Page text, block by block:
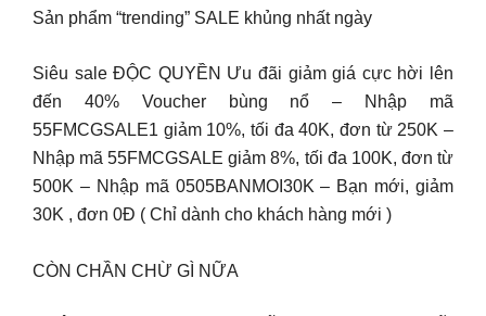
Sản phẩm “trending” SALE khủng nhất ngày
Siêu sale ĐỘC QUYỀN Ưu đãi giảm giá cực hời lên
đến 40% Voucher bùng nổ – Nhập mã
55FMCGSALE1 giảm 10%, tối đa 40K, đơn từ 250K –
Nhập mã 55FMCGSALE giảm 8%, tối đa 100K, đơn từ
500K – Nhập mã 0505BANMOI30K – Bạn mới, giảm
30K , đơn 0Đ ( Chỉ dành cho khách hàng mới )
CÒN CHẦN CHỪ GÌ NỮA